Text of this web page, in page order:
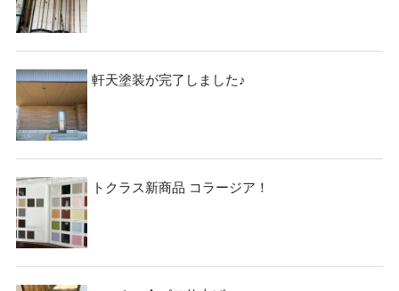
軒天塗装が完了しました♪
トクラス新商品 コラージア！